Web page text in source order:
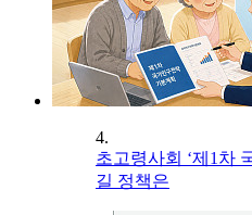
4.
초고령사회 ‘제1차
길 정책은